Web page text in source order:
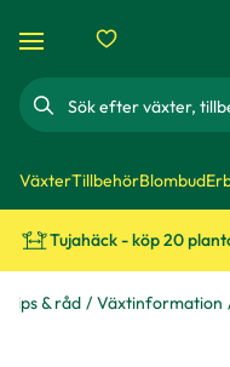
Sök
VäxterTillbehörBlombud
Tujahäck - köp 20
Tips & råd Växtinformation